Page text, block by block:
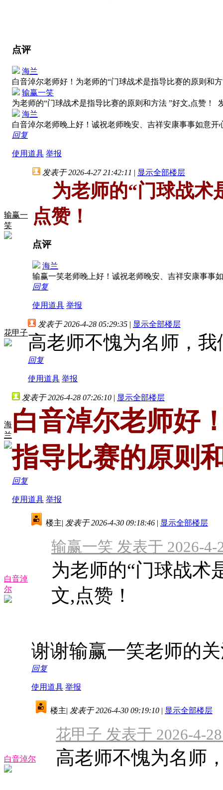
点评
海兰
白音淖尔老师好！为老师的“门球战术是指导比赛的原则和
输赢一笑
为老师的“门球战术是指导比赛的原则和方法 ”好文,点赞！
海兰
白音淖尔老师晚上好！诚祝老师晚安、吉祥安康事事如意
回复
使用道具 举报
输赢一
笑
发表于 2026-4-27 21:42:11 | 显示全部楼层
为老师的“门球战术
点赞！
点评
海兰
输赢一笑老师晚上好！诚祝老师晚安、吉祥安康事事
回复
使用道具 举报
花甲子
发表于 2026-4-28 05:29:35 | 显示全部楼层
高老师不愧为名师，
回复
使用道具 举报
海
兰
发表于 2026-4-28 07:26:10 | 显示全部楼层
白音淖尔老师好
指导比赛的原则
回复
使用道具 举报
白音淖
尔
楼主| 发表于 2026-4-30 09:18:46 | 显示全部楼层
输赢一笑 发表于 2026-4-
为老师的“门球战术
文,点赞！
谢谢输赢一笑老师的
回复
使用道具 举报
白音淖尔
楼主| 发表于 2026-4-30 09:19:10 | 显示全部楼层
花甲子 发表于 2026-4-
高老师不愧为名师